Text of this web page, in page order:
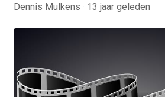
Dennis Mulkens · 13 jaar geleden